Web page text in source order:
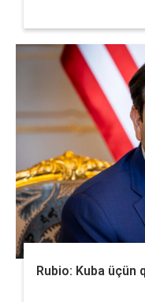
Rubio: Kuba üçün